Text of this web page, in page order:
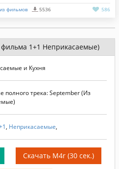
из фильмов 5536 586
1+1 Неприкасаемые)
и Кухня
полного трека: September (Из
, Неприкасаемые,
Скачать M4r (30 сек.)